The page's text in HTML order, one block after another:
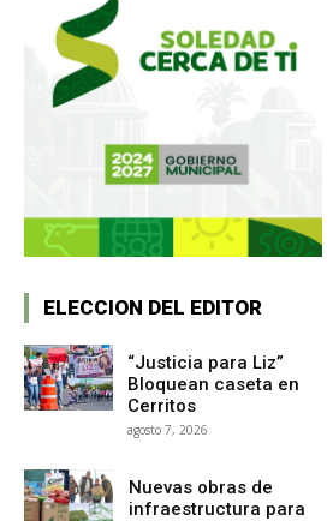
ELECCION DEL EDITOR
“Justicia para Liz”
Bloquean caseta en
Cerritos
agosto 7, 2026
Nuevas obras de
infraestructura para